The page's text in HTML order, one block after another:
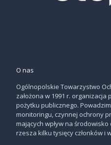
O nas
Ogólnopolskie Towarzystwo
założona w 1991 r.
pożytku publicznego.
monitoringu, czynnej ochrony
mających wpływ na
rzesza kilku tysięcy członków i